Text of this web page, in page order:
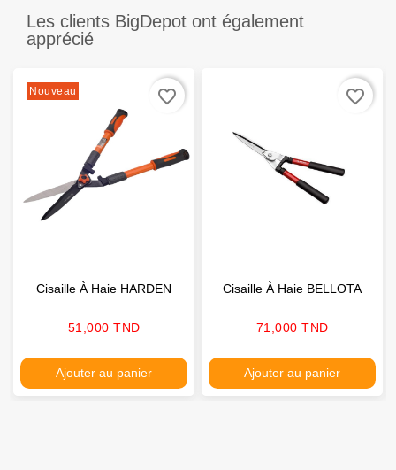
Les clients BigDepot ont également
apprécié
Nouveau
Cisaille À Haie HARDEN
Prix
51,000 TND
Ajouter au panier
favorite_border
Cisaille À Haie BELLOTA
Prix
71,000 TND
Ajouter au panier
favorite_border